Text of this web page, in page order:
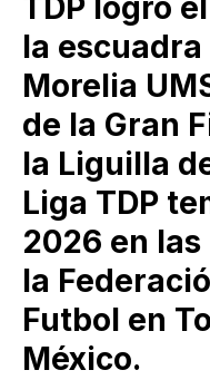
TDP logró
la
Morelia
de la Gran
la Liguilla
Liga TDP
2026 en
la
Futbol en
México.